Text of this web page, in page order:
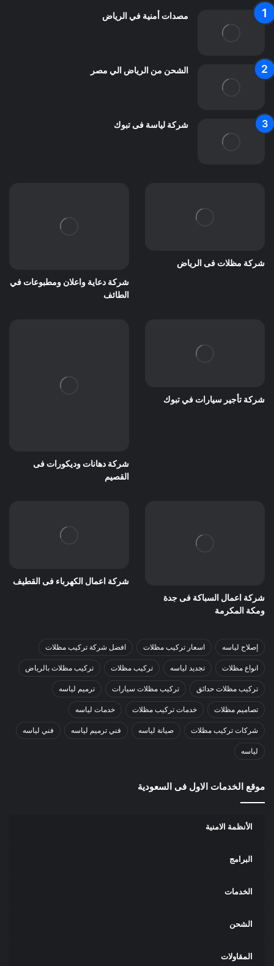
مصدات أمنية في الرياض
الشحن من الرياض الي مصر
شركة لياسة فى تبوك
شركة مظلات فى الرياض
شركة دعاية واعلان ومطبوعات في
الطائف
شركة تأجير سيارات في تبوك
شركة دهانات وديكورات فى
القصيم
شركة اعمال السباكة فى جدة
ومكة المكرمة
شركة اعمال الكهرباء فى القطيف
إصلاح لياسه اسعار تركيب مظلات افضل شركة تركيب مظلات
انواع مظلات تجديد لياسه تركيب مظلات تركيب مظلات بالرياض
تركيب مظلات حدائق تركيب مظلات سيارات ترميم لياسه
تصاميم مظلات خدمات تركيب مظلات خدمات لياسه
شركات تركيب مظلات صيانة لياسه فني ترميم لياسه فني لياسه
لياسه
موقع الخدمات الاول فى السعودية
الأنظمة الامنية
البرامج
الخدمات
الشحن
المقاولات